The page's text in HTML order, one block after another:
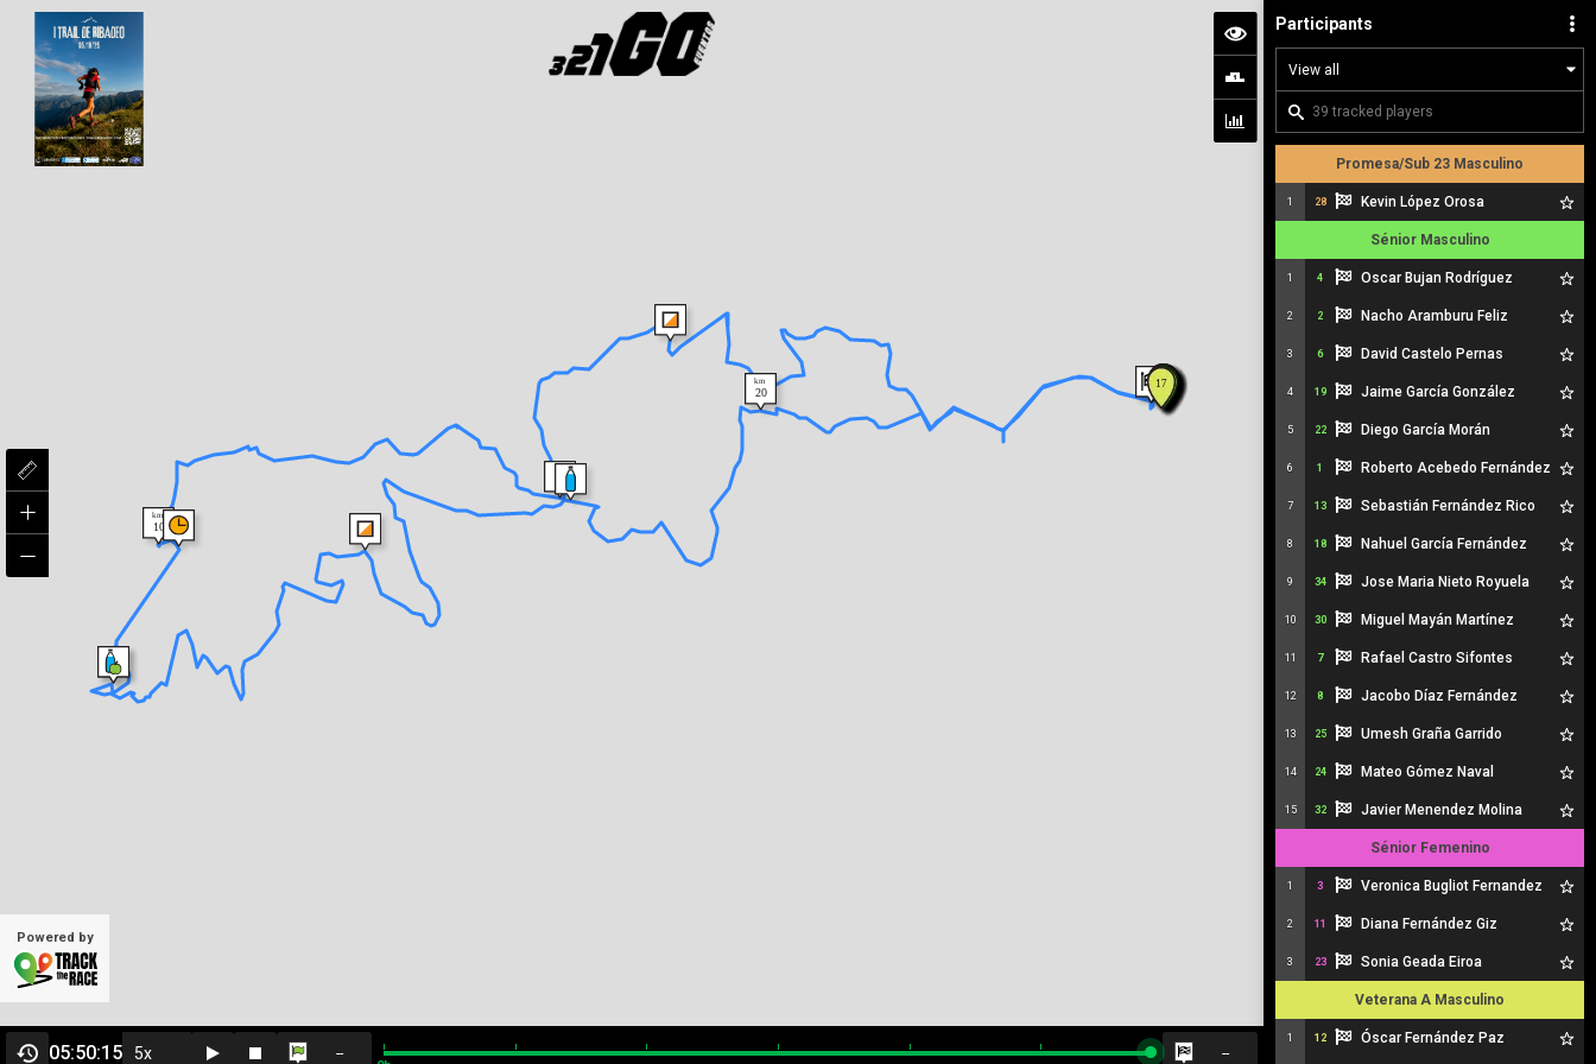
Participants
Promesa/Sub 23 Masculino
1 28 Kevin López Orosa
Sénior Masculino
1 4 Oscar Bujan Rodríguez
2 2 Nacho Aramburu Feliz
3 6 David Castelo Pernas
4 19 Jaime García González
5 22 Diego García Morán
6 1 Roberto Acebedo Fernández
7 13 Sebastián Fernández Rico
8 18 Nahuel García Fernández
9 34 Jose Maria Nieto Royuela
10 30 Miguel Mayán Martínez
11 7 Rafael Castro Sifontes
12 8 Jacobo Díaz Fernández
13 25 Umesh Graña Garrido
14 24 Mateo Gómez Naval
15 32 Javier Menendez Molina
Sénior Femenino
1 3 Veronica Bugliot Fernandez
2 11 Diana Fernández Giz
3 23 Sonia Geada Eiroa
Veterana A Masculino
1 12 Óscar Fernández Paz
Powered by
05:50:15 -- --